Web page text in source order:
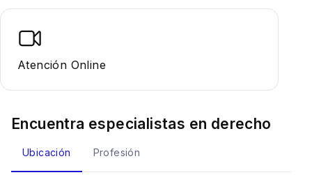
Atención Online
Encuentra especialistas en derecho
Ubicación Profesión